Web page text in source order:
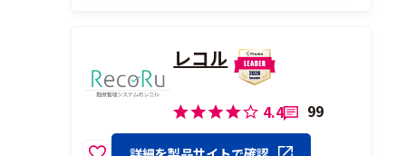
レコル
4.4 99